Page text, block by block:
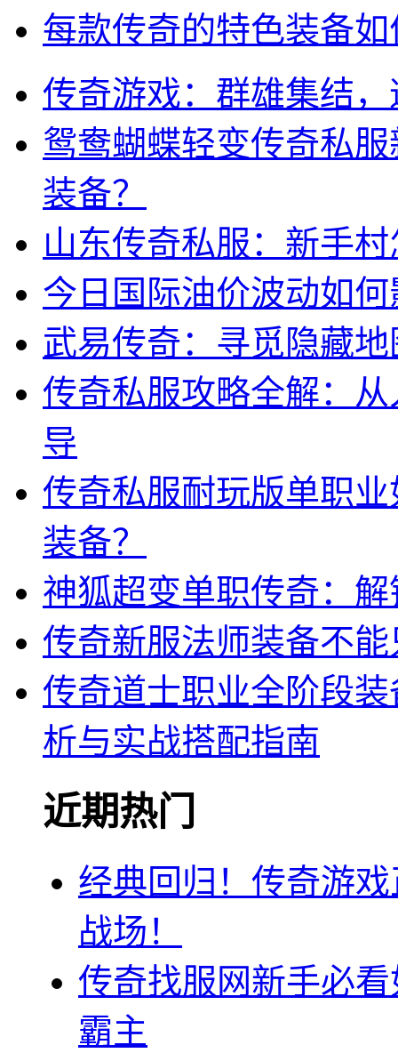
每款传奇的特色装备
传奇游戏：群雄集结
鸳鸯蝴蝶轻变传奇私
装备？
山东传奇私服：新手
今日国际油价波动如
武易传奇：寻觅隐藏
传奇私服攻略全解：
导
传奇私服耐玩版单职
装备？
神狐超变单职传奇：
传奇新服法师装备不
传奇道士职业全阶段
析与实战搭配指南
近期热门
经典回归！传奇游
战场！
传奇找服网新手必
霸主